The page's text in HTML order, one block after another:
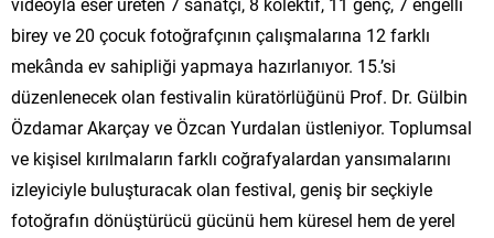
birey ve 20 çocuk fotoğrafçının çalışmalarına 12 farklı
mekânda ev sahipliği yapmaya hazırlanıyor. 15.’si
düzenlenecek olan festivalin küratörlüğünü Prof. Dr. Gülbin
Özdamar Akarçay ve Özcan Yurdalan üstleniyor. Toplumsal
ve kişisel kırılmaların farklı coğrafyalardan yansımalarını
izleyiciyle buluşturacak olan festival, geniş bir seçkiyle
fotoğrafın dönüştürücü gücünü hem küresel hem de yerel